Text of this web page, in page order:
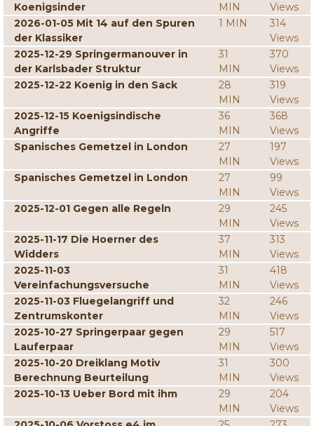
Koenigsinder
MIN
Views
2026-01-05 Mit 14 auf den Spuren
der Klassiker
1 MIN
314
Views
2025-12-29 Springermanouver in
der Karlsbader Struktur
31
MIN
370
Views
2025-12-22 Koenig in den Sack
28
MIN
319
Views
2025-12-15 Koenigsindische
Angriffe
36
MIN
368
Views
Spanisches Gemetzel in London
27
MIN
197
Views
Spanisches Gemetzel in London
27
MIN
99
Views
2025-12-01 Gegen alle Regeln
29
MIN
245
Views
2025-11-17 Die Hoerner des
Widders
37
MIN
313
Views
2025-11-03
Vereinfachungsversuche
31
MIN
418
Views
2025-11-03 Fluegelangriff und
Zentrumskonter
32
MIN
246
Views
2025-10-27 Springerpaar gegen
Lauferpaar
29
MIN
517
Views
2025-10-20 Dreiklang Motiv
Berechnung Beurteilung
31
MIN
300
Views
2025-10-13 Ueber Bord mit ihm
29
MIN
204
Views